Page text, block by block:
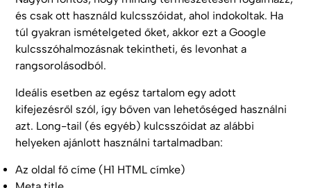
és csak ott használd kulcsszóidat, ahol indokoltak. Ha
túl gyakran ismételgeted őket, akkor ezt a Google
kulcsszóhalmozásnak tekintheti, és levonhat a
rangsorolásodból.
Ideális esetben az egész tartalom egy adott
kifejezésről szól, így bőven van lehetőséged használni
azt. Long-tail (és egyéb) kulcsszóidat az alábbi
helyeken ajánlott használni tartalmadban:
Az oldal fő címe (H1 HTML címke)